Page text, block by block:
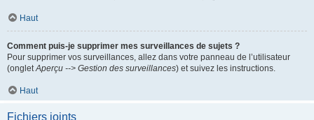
Haut
Comment puis-je supprimer mes surveillances de sujets ?
Pour supprimer vos surveillances, allez dans votre panneau de l’utilisateur
(ongletAperçu --> Gestion des surveillances) et suivez les instructions.
Haut
Fichiers joints